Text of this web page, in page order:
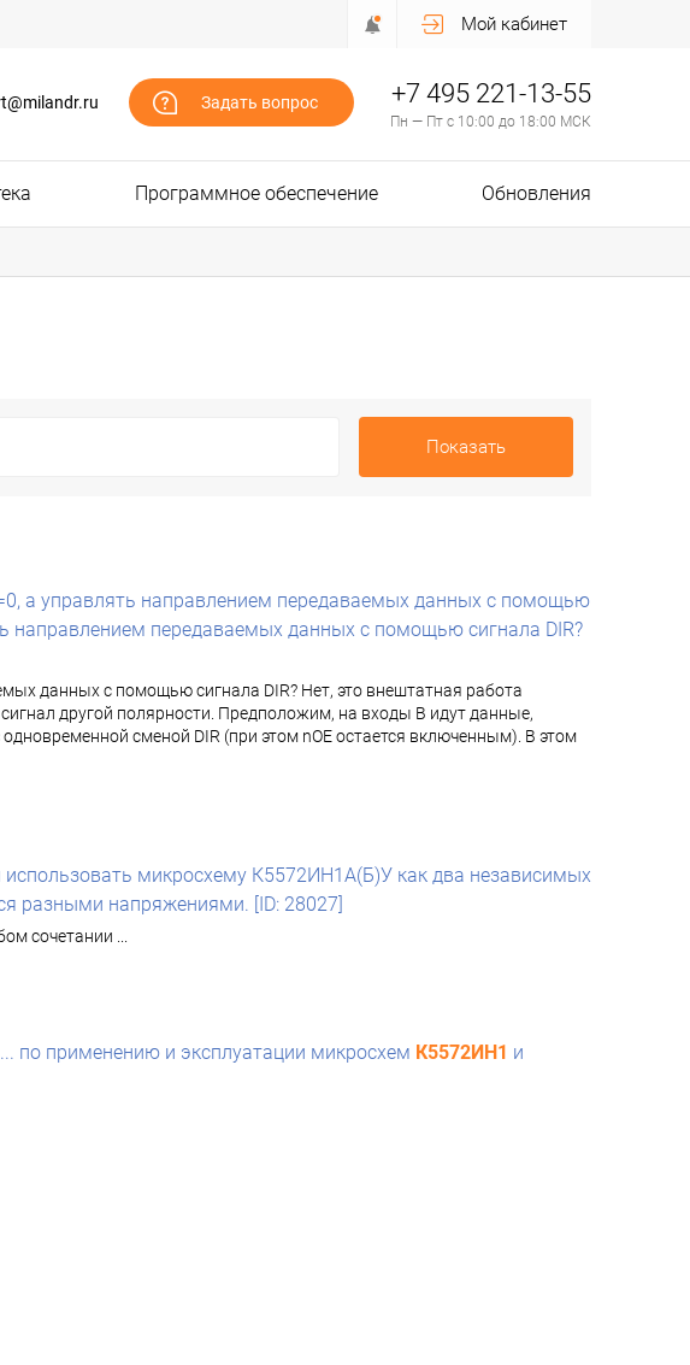
Мой кабинет
Задать вопрос +7 495 221-13-55
Пн — Пт с 10:00 до 18:00 МСК
Программное обеспечение Обновления
Показать
а управлять направлением передаваемых данных с помощью
направлением передаваемых данных с помощью сигнала DIR?
данных с помощью сигнала DIR? Нет, это внештатная работа
другой полярности. Предположим, на входы B идут данные,
сменой DIR (при этом nOE остается включенным). В этом
микросхему К5572ИН1А(Б)У как два независимых
разными напряжениями. [ID: 28027]
сочетании ...
по применению и эксплуатации микросхем К5572ИН1 и